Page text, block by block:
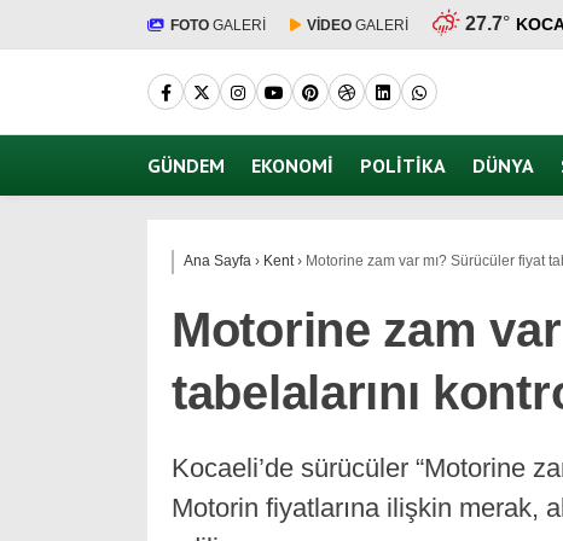
FOTO GALERİ VİDEO GALERİ 27.7°
GÜNDEM EKONOMI POLITIKA DÜNYA
Ana Sayfa › Kent› Motorine zam var mı? Sürücüler fiyat
Motorine zam
tabelalarını
Kocaeli’de sürücüler “Motorine
Motorin fiyatlarına ilişkin merak,